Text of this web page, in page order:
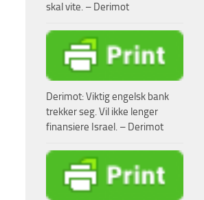
skal vite. – Derimot
Derimot: Viktig engelsk bank
trekker seg. Vil ikke lenger
finansiere Israel. – Derimot